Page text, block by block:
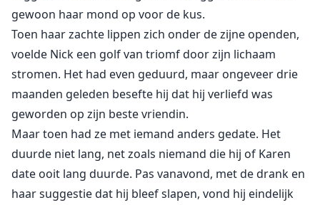
gewoon haar mond op voor de kus.
Toen haar zachte lippen zich onder de zijne openden,
voelde Nick een golf van triomf door zijn lichaam
stromen. Het had even geduurd, maar ongeveer drie
maanden geleden besefte hij dat hij verliefd was
geworden op zijn beste vriendin.
Maar toen had ze met iemand anders gedate. Het
duurde niet lang, net zoals niemand die hij of Karen
date ooit lang duurde. Pas vanavond, met de drank en
haar suggestie dat hij bleef slapen, vond hij eindelijk